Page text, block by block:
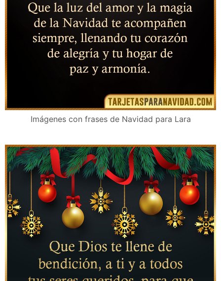
Imágenes con frases de Navidad para Lara